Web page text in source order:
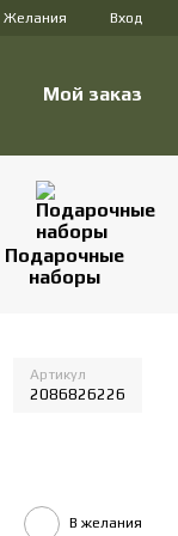
Желания Вход
Мой заказ
Подарочные
наборы
Артикул
2086826226
В желания